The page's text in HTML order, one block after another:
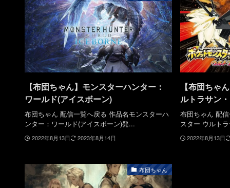
【布団ちゃん】モンスターハンター：
ワールド(アイスボーン)
布団ちゃん 配信一覧へ戻る 作品名モンスターハ
ンター：ワールド(アイスボーン)発...
2022年8月13日 2023年8月14日
【布団ちゃ
ルトラサン
布団ちゃん 配
スター ウルト
2022年8月13日
布団ちゃん